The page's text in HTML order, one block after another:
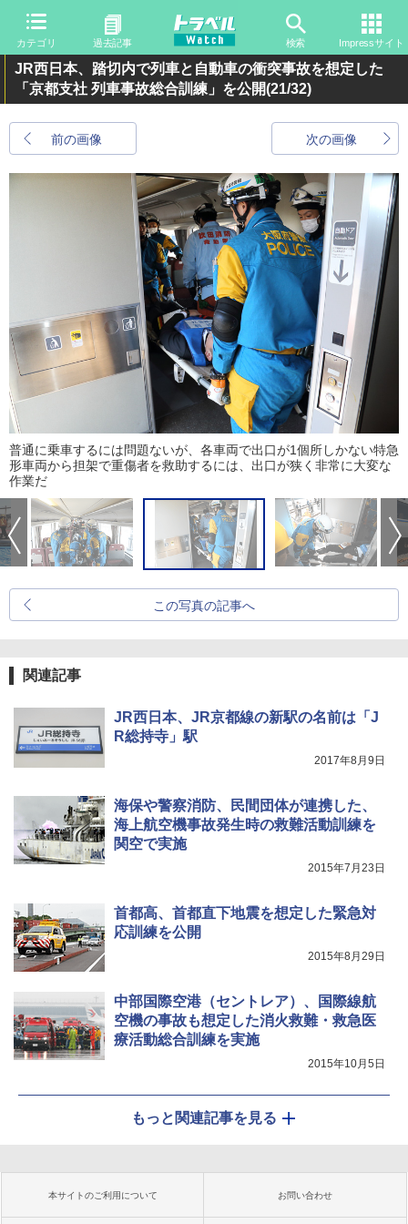
カテゴリ 過去記事 検索 Impressサイト
JR西日本、踏切内で列車と自動車の衝突事故を想定した
「京都支社 列車事故総合訓練」を公開(21/32)
前の画像 次の画像
普通に乗車するには問題ないが、各車両で出口が1個所しかない特急
形車両から担架で重傷者を救助するには、出口が狭く非常に大変な
作業だ
この写真の記事へ
関連記事
JR西日本、JR京都線の新駅の名前は「J
R総持寺」駅
2017年8月9日
海保や警察消防、民間団体が連携した、
海上航空機事故発生時の救難活動訓練を
関空で実施
2015年7月23日
首都高、首都直下地震を想定した緊急対
応訓練を公開
2015年8月29日
中部国際空港（セントレア）、国際線航
空機の事故も想定した消火救難・救急医
療活動総合訓練を実施
2015年10月5日
もっと関連記事を見る
本サイトのご利用について お問い合わせ